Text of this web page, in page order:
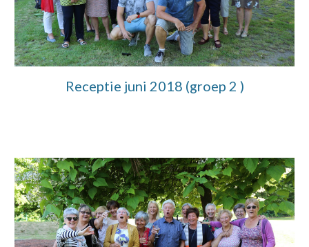
Receptie juni 2018 (groep 2 )